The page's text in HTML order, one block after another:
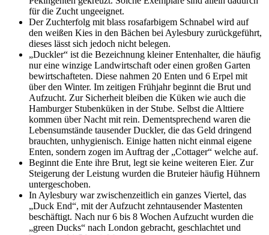
für die Zucht ungeeignet.
Der Zuchterfolg mit blass rosafarbigem Schnabel wird auf
den weißen Kies in den Bächen bei Aylesbury zurückgeführt,
dieses lässt sich jedoch nicht belegen.
„Duckler“ ist die Bezeichnung kleiner Entenhalter, die häufig
nur eine winzige Landwirtschaft oder einen großen Garten
bewirtschafteten. Diese nahmen 20 Enten und 6 Erpel mit
über den Winter. Im zeitigen Frühjahr beginnt die Brut und
Aufzucht. Zur Sicherheit bleiben die Küken wie auch die
Hamburger Stubenküken in der Stube. Selbst die Alttiere
kommen über Nacht mit rein. Dementsprechend waren die
Lebensumstände tausender Duckler, die das Geld dringend
brauchten, unhygienisch. Einige hatten nicht einmal eigene
Enten, sondern zogen im Auftrag der „Cottager“ welche auf.
Beginnt die Ente ihre Brut, legt sie keine weiteren Eier. Zur
Steigerung der Leistung wurden die Bruteier häufig Hühnern
untergeschoben.
In Aylesbury war zwischenzeitlich ein ganzes Viertel, das
„Duck End“, mit der Aufzucht zehntausender Mastenten
beschäftigt. Nach nur 6 bis 8 Wochen Aufzucht wurden die
„green Ducks“ nach London gebracht, geschlachtet und